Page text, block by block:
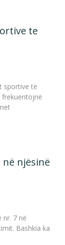
te
sportive të
frekuentojnë
njësinë
nr. 7 në
Bashkia ka